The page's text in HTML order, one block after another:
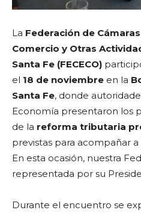
La Federación de
Comercio y Otras
Santa Fe (FECECO)
el 18 de noviembre en la
Santa Fe, donde
Economía presentaron los
de la reforma tributaria
previstas para acompañar
En esta ocasión, nuestra
representada por su
Durante el encuentro se